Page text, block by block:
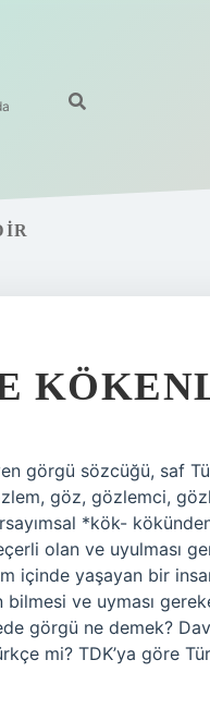
görgü sözcüğü, saf
göz, gözlemci,
*kök-
olan ve uyulması
içinde yaşayan bir
ve uyması
görgü ne demek?
mi? TDK’ya göre